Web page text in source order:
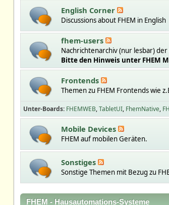
English Corner
Discussions about FHEM in English
fhem-users
Nachrichtenarchiv (nur lesbar)
Bitte den Hinweis unter FHEM
Frontends
Themen zu FHEM Frontends wie
Unter-Boards FHEMWEB TabletUI FhemNative
Mobile Devices
FHEM auf mobilen Geräten.
Sonstiges
Sonstige Themen mit Bezug zu
FHEM - Hausautomations-Systeme